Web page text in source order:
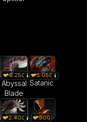
6.250
Abyssal
Blade
5.050
Satanic
2.400 900